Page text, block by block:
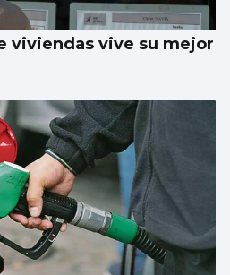
viviendas vive su mejor